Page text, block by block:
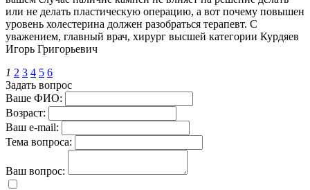
или не делать пластическую операцию, а вот почему повышен
уровень холестерина должен разобраться терапевт. С
уважением, главный врач, хирург высшей категории Курдяев
Игорь Григорьевич
1 2 3 4 5 6
Задать вопрос
Ваше ФИО:
Возраст:
Ваш е-mail:
Тема вопроса:
Ваш вопрос: